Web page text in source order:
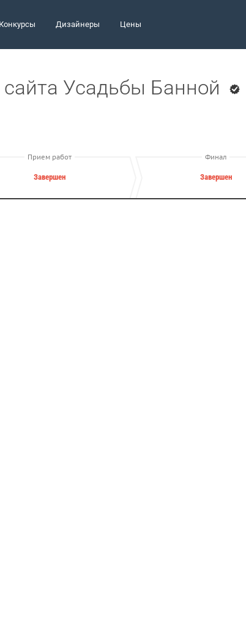
Конкурсы Дизайнеры Цены
Усадьбы Банной
Прием работ
Завершен
Финал
Завершен